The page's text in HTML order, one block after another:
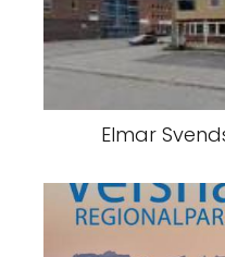
Elmar